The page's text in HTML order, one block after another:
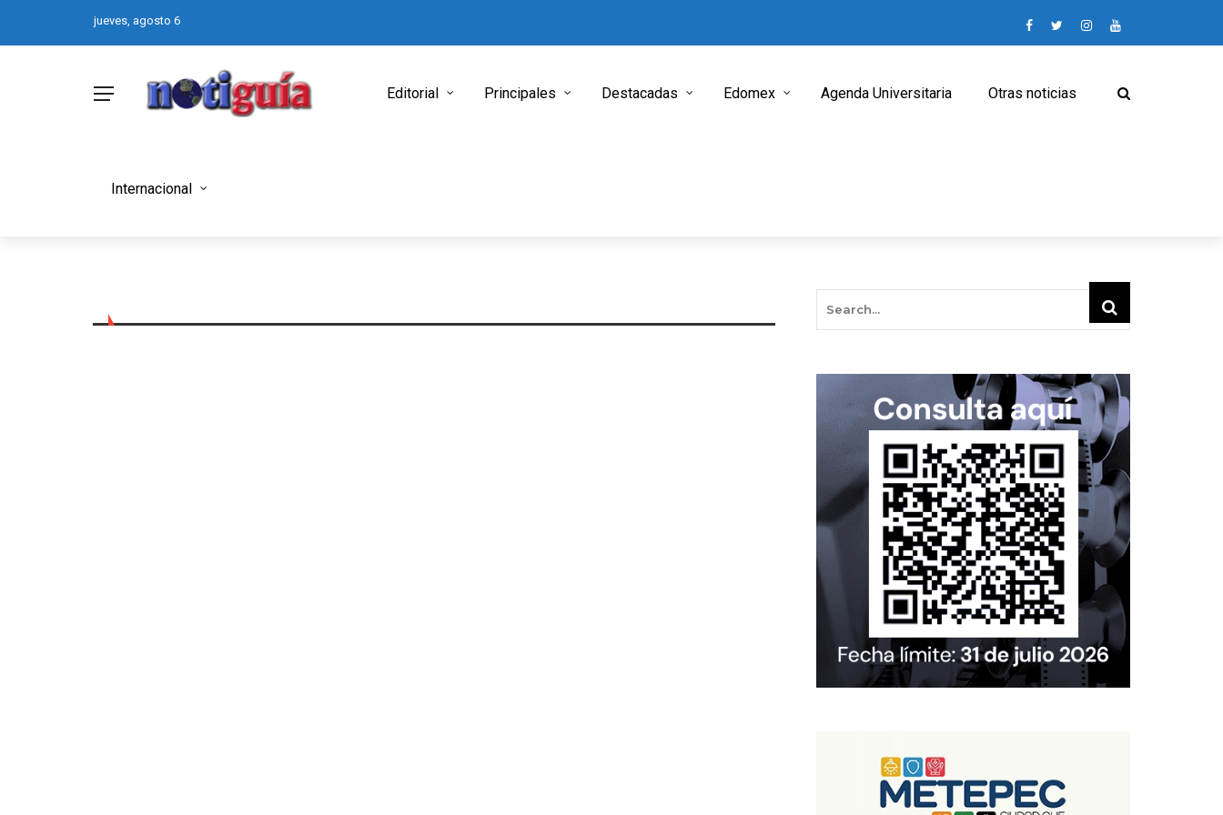
jueves, agosto 6
Editorial Principales Destacadas Edomex Agenda Universitaria Otras noticias
Internacional